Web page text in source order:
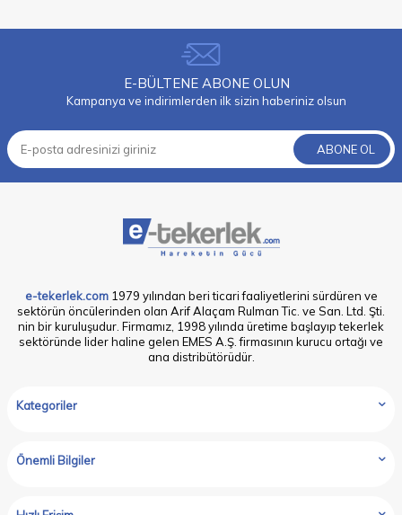
E-BÜLTENE ABONE OLUN
Kampanya ve indirimlerden ilk sizin haberiniz olsun
ABONE OL
e-tekerlek.com1979 yılından beri ticari faaliyetlerini sürdüren ve
sektörün öncülerinden olan Arif Alaçam Rulman Tic. ve San. Ltd. Şti.
nin bir kuruluşudur. Firmamız, 1998 yılında üretime başlayıp tekerlek
sektöründe lider haline gelen EMES A.Ş. firmasının kurucu ortağı ve
ana distribütörüdür.
Kategoriler
Önemli Bilgiler